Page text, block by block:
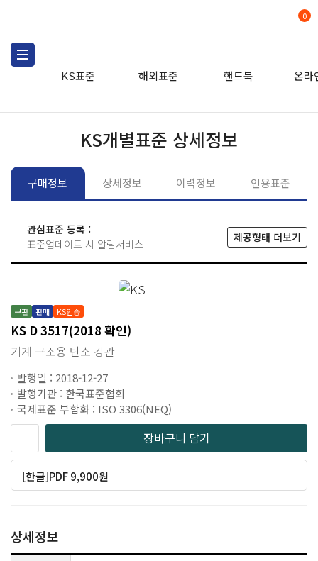
KS표준 해외표준 핸드북 온라
0
KS개별표준 상세정보
구매정보 상세정보 이력정보 인용표준
관심표준 등록 :
표준업데이트 시 알림서비스
제공형태 더보기
구판 판매 KS인증
KS D 3517(2018 확인)
기계 구조용 탄소 강관
발행일 : 2018-12-27
발행기관 : 한국표준협회
국제표준 부합화 : ISO 3306(NEQ)
장바구니 담기
[한글]PDF 9,900원
상세정보